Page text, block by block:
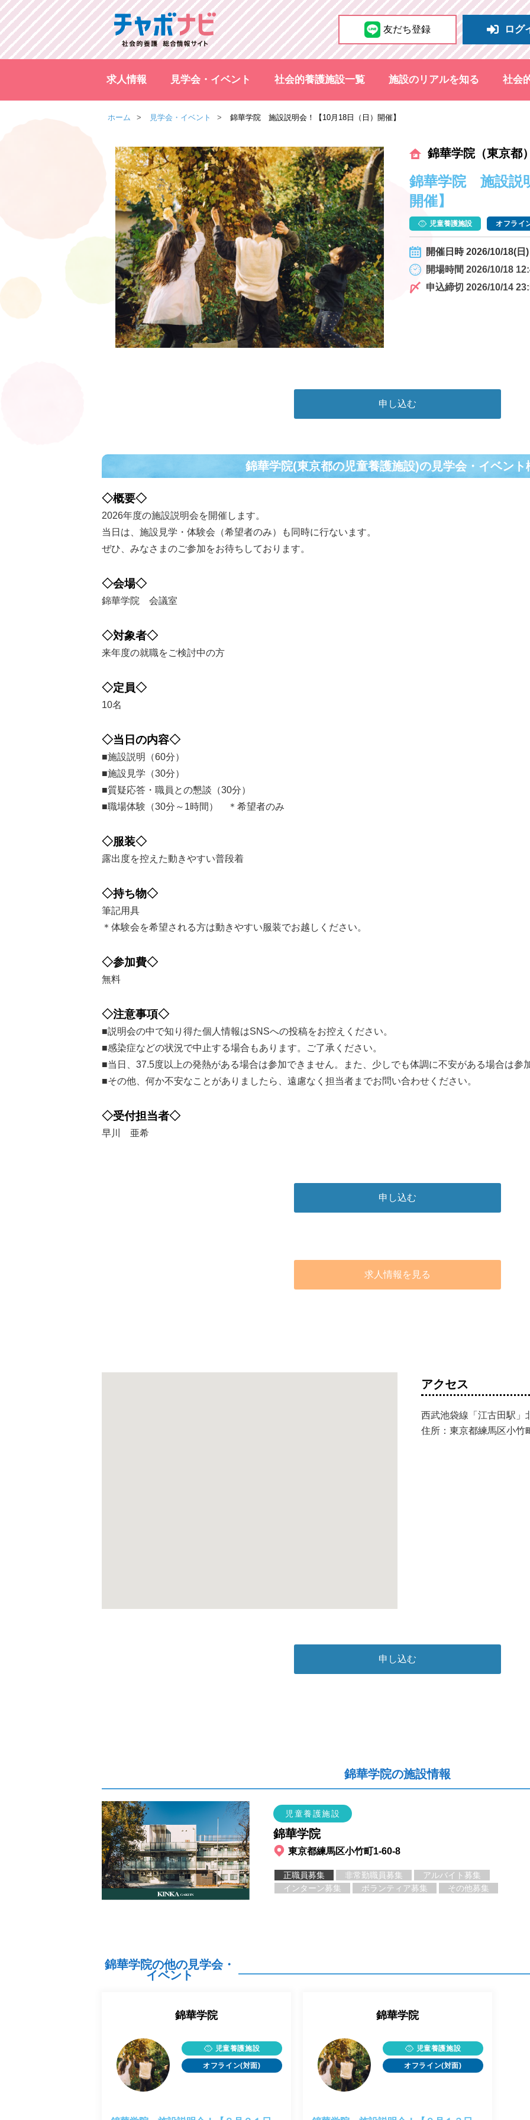
友だち登録 ログ
求人情報 見学会・イベント 社会的養護施設一覧 施設のリアルを知る 社会
ホーム 見学会・イベント 錦華学院 施設説明会！【10月18日（日）開催】
錦華学院（東京都）
錦華学院 施設説
開催】
児童養護施設 オフライ
開催日時 2026/10/18(日
開場時間 2026/10/18
申込締切 2026/10/14
申し込む
錦華学院(東京都の児童養護施設)の⾒学会・イベント
◇概要◇
2026年度の施設説明会を開催します。
当日は、施設見学・体験会（希望者のみ）も同時に行ないます。
ぜひ、みなさまのご参加をお待ちしております。
◇会場◇
錦華学院 会議室
◇対象者◇
来年度の就職をご検討中の方
◇定員◇
10名
◇当日の内容◇
■施設説明（60分）
■施設見学（30分）
■質疑応答・職員との懇談（30分）
■職場体験（30分～1時間） ＊希望者のみ
◇服装◇
露出度を控えた動きやすい普段着
◇持ち物◇
筆記用具
＊体験会を希望される方は動きやすい服装でお越しください。
◇参加費◇
無料
◇注意事項◇
■説明会の中で知り得た個人情報はSNSへの投稿をお控えください。
■感染症などの状況で中止する場合もあります。ご了承ください。
■当日、37.5度以上の発熱がある場合は参加できません。また、少しでも体調に不安がある場合は参
■その他、何か不安なことがありましたら、遠慮なく担当者までお問い合わせください。
◇受付担当者◇
早川 亜希
申し込む
求人情報を見る
アクセス
西武池袋線「江古田駅」
住所：東京都練馬区小竹
申し込む
錦華学院の施設情報
児童養護施設
錦華学院
東京都練馬区小竹町1-60-8
正職員募集 非常勤職員募集
アルバイト募集
インターン募集
ボランティア募集 その他募集
錦華学院の他の見学会・
イベント
錦華学院
児童養護施設
オフライン(対面)
錦華学院
児童養護施設
オフライン(対面)